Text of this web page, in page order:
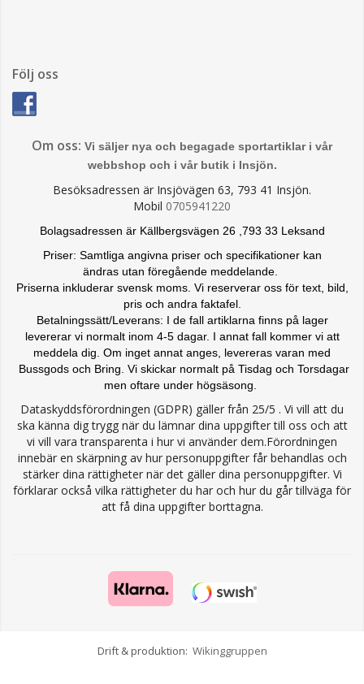
Följ oss
Om oss: Vi säljer nya och begagade sportartiklar i vår
webbshop och i vår butik i Insjön.
Besöksadressen är Insjövägen 63, 793 41 Insjön.
Mobil 0705941220
Bolagsadressen är Källbergsvägen 26 ,793 33 Leksand
Priser: Samtliga angivna priser och specifikationer kan
ändras utan föregående meddelande.
Priserna inkluderar svensk moms. Vi reserverar oss för text, bild,
pris och andra faktafel.
Betalningssätt/Leverans: I de fall artiklarna finns på lager
levererar vi normalt inom 4-5 dagar. I annat fall kommer vi att
meddela dig. Om inget annat anges, levereras varan med
Bussgods och Bring. Vi skickar normalt på Tisdag och Torsdagar
men oftare under högsäsong.
Dataskyddsförordningen (GDPR) gäller från 25/5 . Vi vill att du
ska känna dig trygg när du lämnar dina uppgifter till oss och att
vi vill vara transparenta i hur vi använder dem.Förordningen
innebär en skärpning av hur personuppgifter får behandlas och
stärker dina rättigheter när det gäller dina personuppgifter. Vi
förklarar också vilka rättigheter du har och hur du går tillväga för
att få dina uppgifter borttagna.
Drift & produktion: Wikinggruppen